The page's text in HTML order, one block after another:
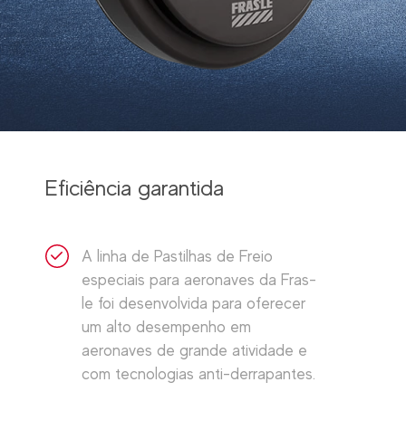
Eficiência garantida
A linha de Pastilhas de Freio
especiais para aeronaves da Fras-
le foi desenvolvida para oferecer
um alto desempenho em
aeronaves de grande atividade e
com tecnologias anti-derrapantes.